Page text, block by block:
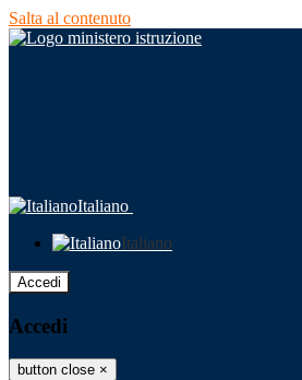
Salta al contenuto
Italiano
Italiano
Accedi
Accedi
button close ×